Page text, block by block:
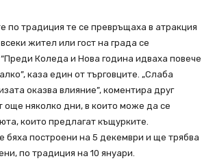
по традиция те се превръщаха в атракция
жител или гост на града се
Коледа и Нова година идваха повече
каза един от търговците. „Слаба
оказва влияние”, коментира друг
още няколко дни, в които може да се
които предлагат къщурките.
бяха построени на 5 декември и ще трябва
по традиция на 10 януари.